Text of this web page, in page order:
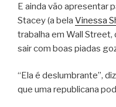
E ainda vão apresentar
Stacey (a bela Vinessa
trabalha em Wall
sair com boas piadas
“Ela é deslumbrante”,
que uma republicana